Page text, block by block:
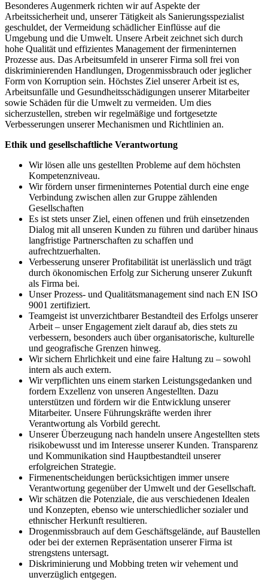
Besonderes Augenmerk richten wir auf Aspekte der
Arbeitssicherheit und, unserer Tätigkeit als Sanierungsspezialist
geschuldet, der Vermeidung schädlicher Einflüsse auf die
Umgebung und die Umwelt. Unsere Arbeit zeichnet sich durch
hohe Qualität und effizientes Management der firmeninternen
Prozesse aus. Das Arbeitsumfeld in unserer Firma soll frei von
diskriminierenden Handlungen, Drogenmissbrauch oder jeglicher
Form von Korruption sein. Höchstes Ziel unserer Arbeit ist es,
Arbeitsunfälle und Gesundheitsschädigungen unserer Mitarbeiter
sowie Schäden für die Umwelt zu vermeiden. Um dies
sicherzustellen, streben wir regelmäßige und fortgesetzte
Verbesserungen unserer Mechanismen und Richtlinien an.
Ethik und gesellschaftliche Verantwortung
Wir lösen alle uns gestellten Probleme auf dem höchsten
Kompetenzniveau.
Wir fördern unser firmeninternes Potential durch eine enge
Verbindung zwischen allen zur Gruppe zählenden
Gesellschaften
Es ist stets unser Ziel, einen offenen und früh einsetzenden
Dialog mit all unseren Kunden zu führen und darüber hinaus
langfristige Partnerschaften zu schaffen und
aufrechtzuerhalten.
Verbesserung unserer Profitabilität ist unerlässlich und trägt
durch ökonomischen Erfolg zur Sicherung unserer Zukunft
als Firma bei.
Unser Prozess- und Qualitätsmanagement sind nach EN ISO
9001 zertifiziert.
Teamgeist ist unverzichtbarer Bestandteil des Erfolgs unserer
Arbeit – unser Engagement zielt darauf ab, dies stets zu
verbessern, besonders auch über organisatorische, kulturelle
und geografische Grenzen hinweg.
Wir sichern Ehrlichkeit und eine faire Haltung zu – sowohl
intern als auch extern.
Wir verpflichten uns einem starken Leistungsgedanken und
fordern Exzellenz von unseren Angestellten. Dazu
unterstützen und fördern wir die Entwicklung unserer
Mitarbeiter. Unsere Führungskräfte werden ihrer
Verantwortung als Vorbild gerecht.
Unserer Überzeugung nach handeln unsere Angestellten stets
risikobewusst und im Interesse unserer Kunden. Transparenz
und Kommunikation sind Hauptbestandteil unserer
erfolgreichen Strategie.
Firmenentscheidungen berücksichtigen immer unsere
Verantwortung gegenüber der Umwelt und der Gesellschaft.
Wir schätzen die Potenziale, die aus verschiedenen Idealen
und Konzepten, ebenso wie unterschiedlicher sozialer und
ethnischer Herkunft resultieren.
Drogenmissbrauch auf dem Geschäftsgelände, auf Baustellen
oder bei der externen Repräsentation unserer Firma ist
strengstens untersagt.
Diskriminierung und Mobbing treten wir vehement und
unverzüglich entgegen.